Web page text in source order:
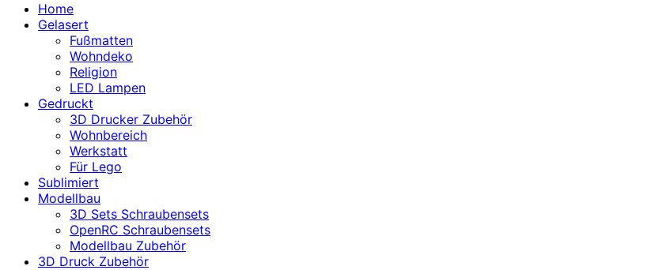
Home
Gelasert
Fußmatten
Wohndeko
Religion
LED Lampen
Gedruckt
3D Drucker Zubehör
Wohnbereich
Werkstatt
Für Lego
Sublimiert
Modellbau
3D Sets Schraubensets
OpenRC Schraubensets
Modellbau Zubehör
3D Druck Zubehör